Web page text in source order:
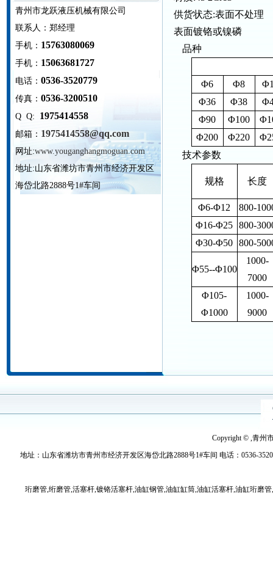
青州市龙跃液压机械有限公司
联系人：郑经理
手机： 15763080069
手机： 15063681727
电话： 0536-3520779
传真： 0536-3200510
Q Q: 1975414558
邮箱： 1975414558@qq.com
网址:www.youganghangmoguan.com
地址:山东省潍坊市青州市经济开发区
海岱北路2888号1#车间
供货状态:表面不处理
表面镀铬或镍磷
品种
Φ6 Φ8
Φ36
Φ38
Φ90
Φ100
Φ200
Φ220
技术参数
规格 长度
Φ6-Φ12
800-
Φ16-Φ25 800-
Φ30-Φ50 800-
Φ55--Φ100
1000-
7000
Φ105-
Φ1000
1000-
9000
Copyright © ,青州
地址：山东省潍坊市青州市经济开发区海岱北路2888号1#车间 电话：0536-
珩磨管,绗磨管,活塞杆,镀铬活塞杆,油缸钢管,油缸缸筒,油缸活塞杆,油缸珩磨